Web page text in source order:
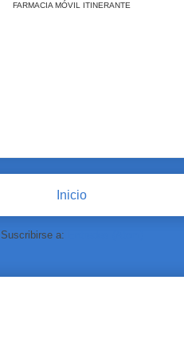
FARMACIA MÓVIL ITINERANTE
Inicio
Suscribirse a: